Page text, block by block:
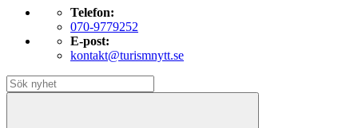
Telefon:
070-9779252
E-post:
kontakt@turismnytt.se